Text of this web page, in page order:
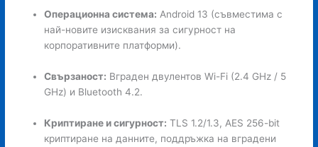
Операционна система: Android 13 (съвместима с
най-новите изисквания за сигурност на
корпоративните платформи).
Свързаност: Вграден двулентов Wi-Fi (2.4 GHz / 5
GHz) и Bluetooth 4.2.
Криптиране и сигурност: TLS 1.2/1.3, AES 256-bit
криптиране на данните, поддръжка на вградени